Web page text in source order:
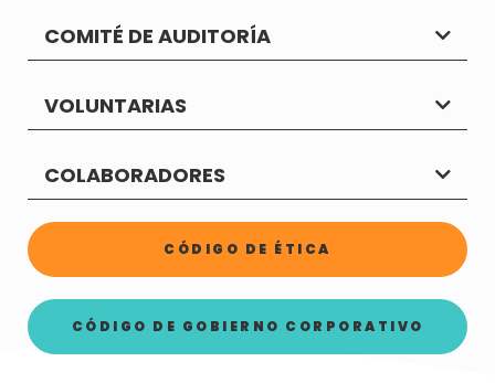
COMITÉ DE AUDITORÍA
VOLUNTARIAS
COLABORADORES
CÓDIGO DE ÉTICA
CÓDIGO DE GOBIERNO CORPORATIVO